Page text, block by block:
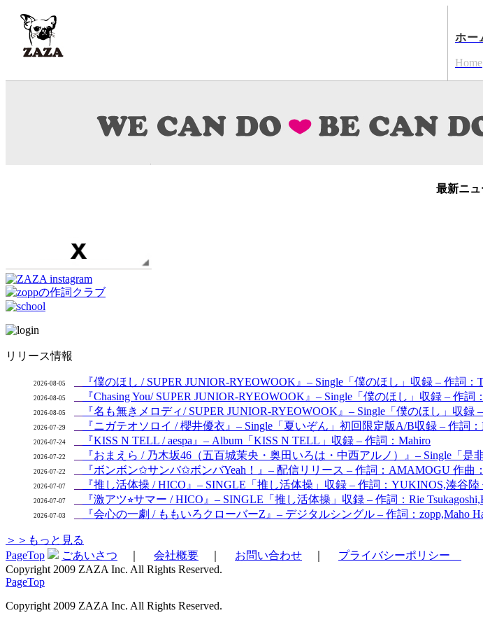
ホー
Home
最新ニュ
リリース情報
2026-08-05 『僕のほし / SUPER JUNIOR-RYEOWOOK』– Single「僕のほし」収録 – 作詞：
2026-08-05 『Chasing You/ SUPER JUNIOR-RYEOWOOK』– Single「僕のほし」収録 – 作詞
2026-08-05 『名も無きメロディ/ SUPER JUNIOR-RYEOWOOK』– Single「僕のほし」収録
2026-07-29 『ニガテオソロイ / 櫻井優衣』– Single「夏いぞん」初回限定版A/B収録 – 作詞：
2026-07-24 『KISS N TELL / aespa』– Album「KISS N TELL」収録 – 作詞：Mahiro
2026-07-22 『おまえら / 乃木坂46（五百城茉央・奥田いろは・中西アルノ）』– Single「
2026-07-22 『ボンボン✩サンバ✩ボンバYeah！』– 配信リリース – 作詞：AMAMOGU 作曲
2026-07-07 『推し活体操 / HICO』– SINGLE「推し活体操」収録 – 作詞：YUKINOS,湊谷
2026-07-07 『激アツ⭐︎サマー / HICO』– SINGLE「推し活体操」収録 – 作詞：Rie
2026-07-03 『会心の一劇 / ももいろクローバーZ』– デジタルシングル – 作詞：zopp,Maho
＞＞もっと見る
PageTop
ごあいさつ 会社概要 お問い合わせ
プライバシーポリシー
Copyright 2009 ZAZA Inc. All Rights Reserved.
PageTop
Copyright 2009 ZAZA Inc. All Rights Reserved.